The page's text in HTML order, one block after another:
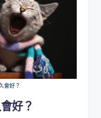
會好？
好？